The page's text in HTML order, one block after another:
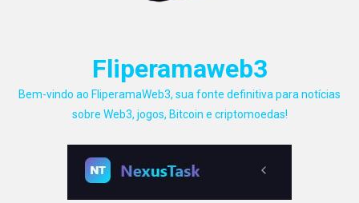
Fliperamaweb3
Bem-vindo ao FliperamaWeb3, sua fonte definitiva para notícias
sobre Web3, jogos, Bitcoin e criptomoedas!